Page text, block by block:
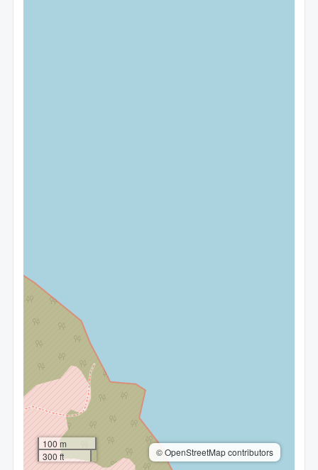
100 m
300 ft
© OpenStreetMap contributors